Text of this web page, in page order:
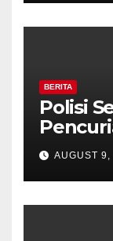
BERITA
Polisi
diAUGUST 9,